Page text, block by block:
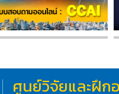
ศูนย์วิจัยและฝึ